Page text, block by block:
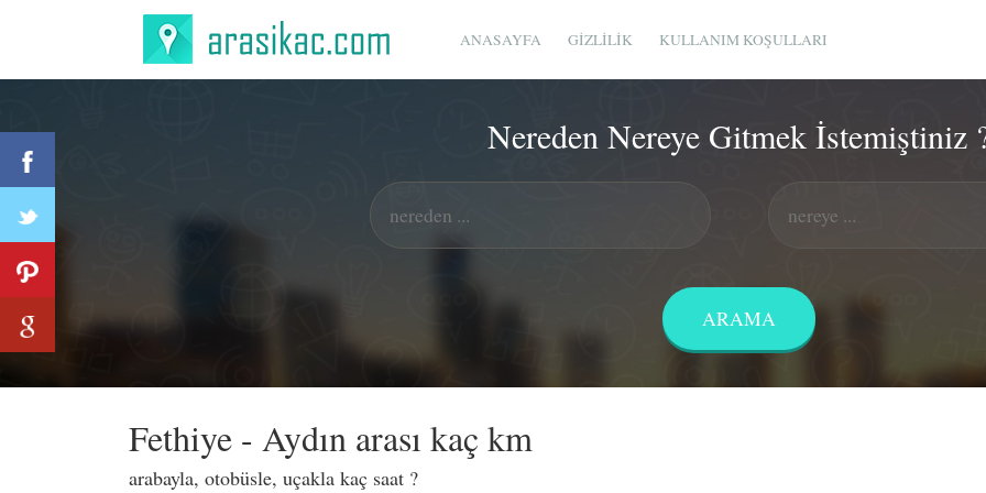
ANASAYFA GIZLILIK KULLANIM KOŞULLARI
Nereden Nereye Gitmek İstemiştiniz
Fethiye - Aydın arası kaç km
arabayla, otobüsle, uçakla kaç saat ?